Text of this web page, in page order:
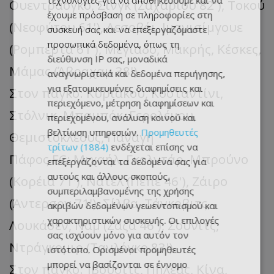
Ουεντραόγκο, Σινγκ (Ζαχαρίου 82'), Τοκού
(Νεοφύτου 61'), Λεσοβόι, Ιμανισίμγουε
(Ρομπέρτα 61'), Μεγιάδο, Μακρής, Κέσκες,
Μάμας (Άβραχαμ 38').
Στον πάγκο: Κυριάκου, Κοσταντίνι,
Στόλνικ, Μπαμπόκ, Γερολέμου,
Θεμιστοκλέους, Παναγή
Πάφος FC: Μιχαήλ, Γκολντάρ, Μπρούνο
(Κορέια 71'), Νατέλ (Πέπε 46'), Ζάιρο
(Άντερσον 71'), Σίλβα, Τάνκοβιτς,
Λουκάσεν, Ναμ (Ζάζα 46'), Σούνιτς,
Ντράγκομιρ (Τανλόγκο 83').
Στον πάγκο: Ίβουσιτς, Πηλέας, Κίνα,
έχουμε πρόσβαση σε πληροφορίες στη
συσκευή σας και να επεξεργαζόμαστε
προσωπικά δεδομένα, όπως τη
διεύθυνση IP σας, μοναδικά
αναγνωριστικά και δεδομένα περιήγησης,
για εξατομικευμένες διαφημίσεις και
περιεχόμενο, μέτρηση διαφημίσεων και
περιεχομένου, ανάλυση κοινού και
βελτίωση υπηρεσιών.Προμηθευτές
τρίτων (1884) ενδέχεται επίσης να
επεξεργάζονται τα δεδομένα σας για
αυτούς και άλλους σκοπούς,
συμπεριλαμβανομένης της χρήσης
ακριβών δεδομένων γεωεντοπισμού και
χαρακτηριστικών συσκευής. Οι επιλογές
σας ισχύουν μόνο για αυτόν τον
ιστότοπο. Ορισμένοι προμηθευτές
μπορεί να βασίζονται σε έννομο